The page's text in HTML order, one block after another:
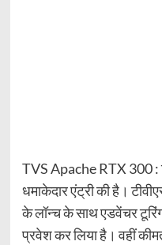
TVS Apache RTX 300 :
धमाकेदार एंट्री की है।
के लॉन्च के साथ एडवेंचर
प्रवेश कर लिया है। वहीं